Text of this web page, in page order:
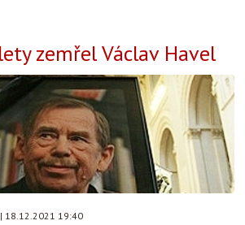
zemřel Václav Havel
| 18.12.2021 19:40